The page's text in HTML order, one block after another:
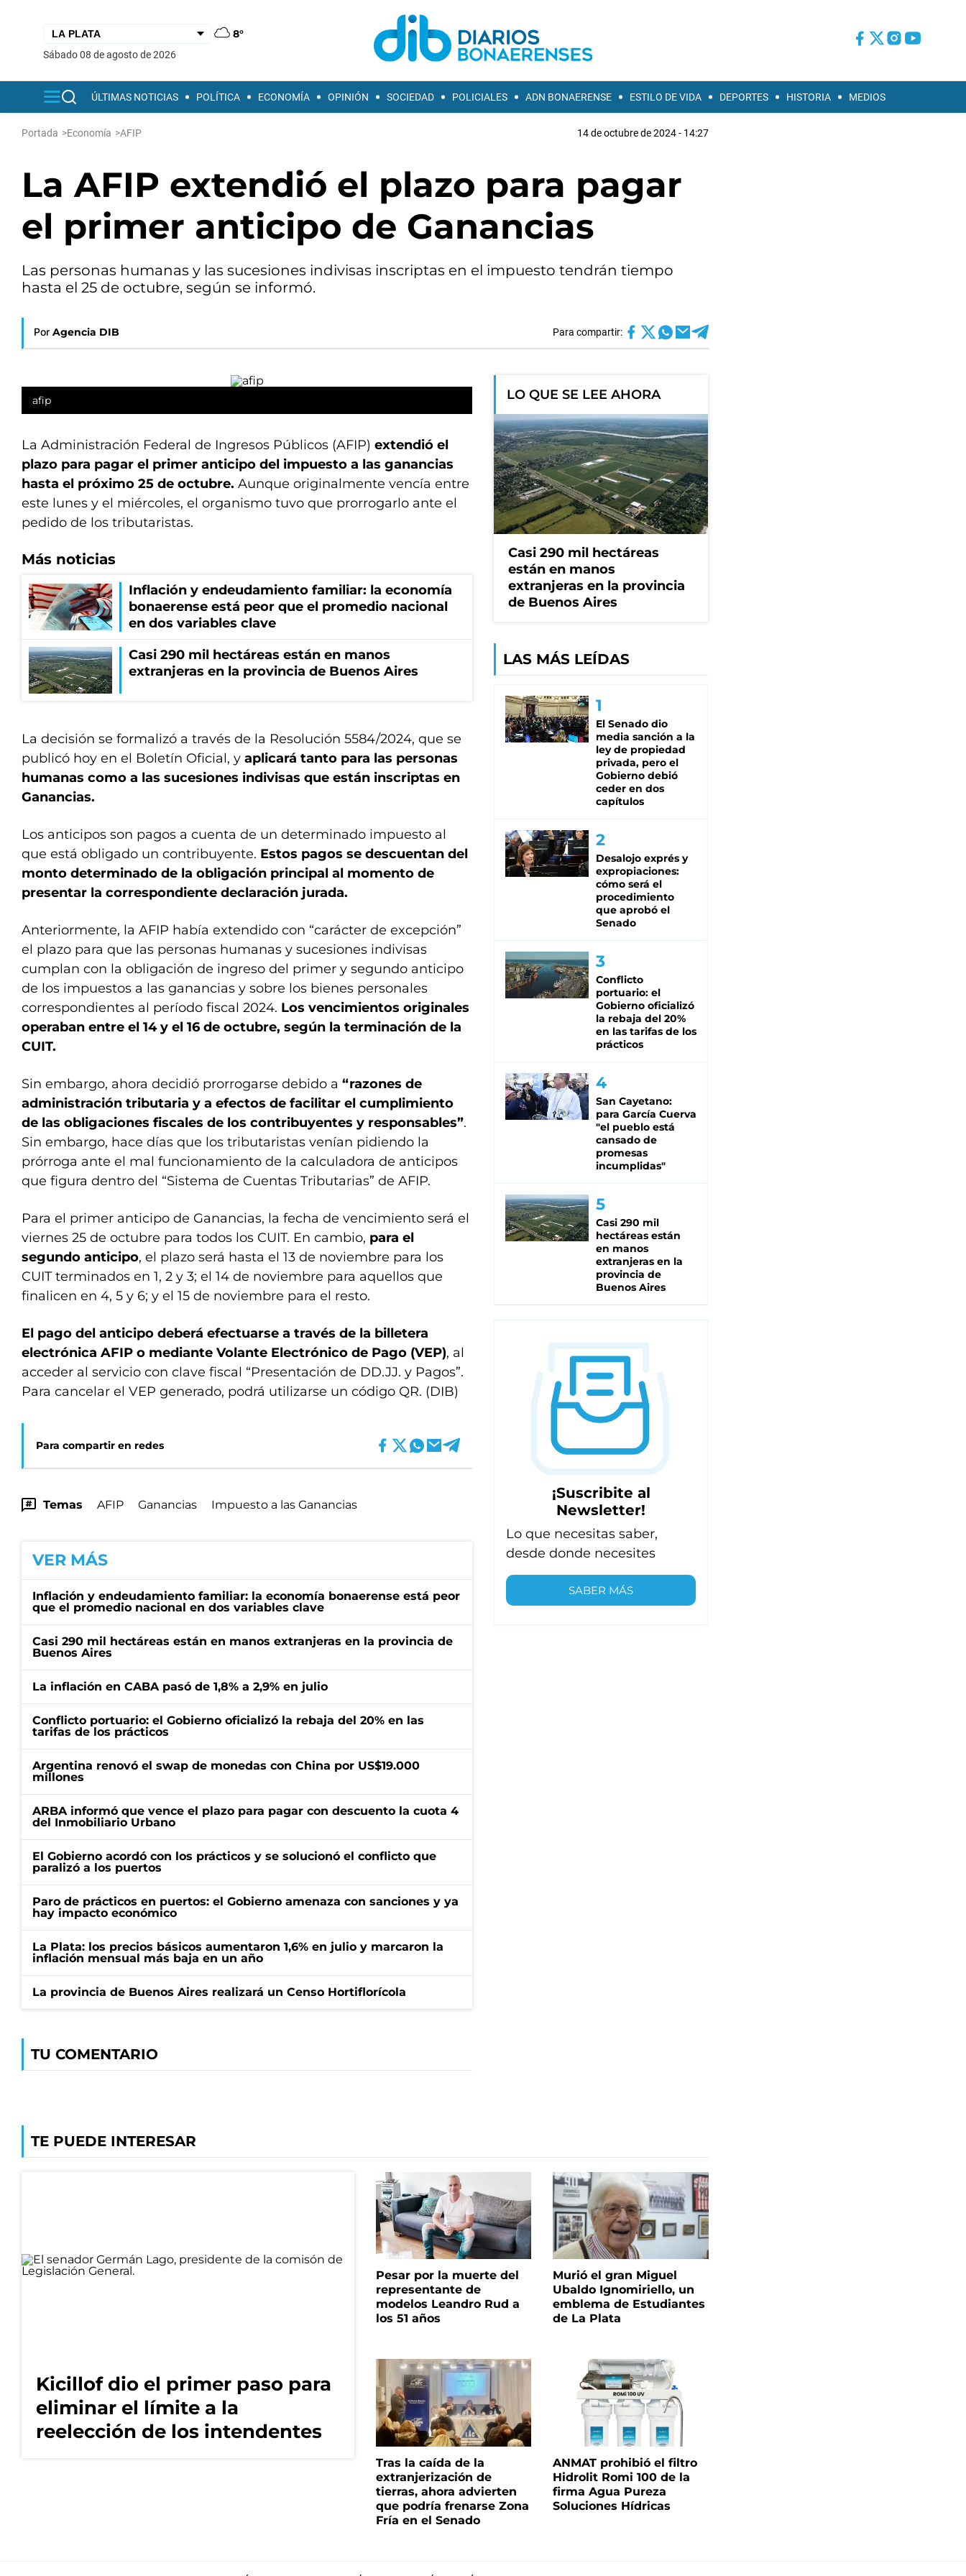
8°
sábado 08 de agosto de 2026
ÚLTIMAS NOTICIAS POLÍTICA ECONOMÍA OPINIÓN SOCIEDAD POLICIALES ADN BONAERENSE ESTILO DE VIDA DEPORTES HISTORIA MEDIOS
Portada >Economía >AFIP 14 de octubre de 2024 - 14:27
La AFIP extendió el plazo para pagar
el primer anticipo de Ganancias
Las personas humanas y las sucesiones indivisas inscriptas en el impuesto tendrán tiempo
hasta el 25 de octubre, según se informó.
Por Agencia DIB Para compartir:
afip
La Administración Federal de Ingresos Públicos (AFIP) extendió el
plazo para pagar el primer anticipo del impuesto a las ganancias
hasta el próximo 25 de octubre. Aunque originalmente vencía entre
este lunes y el miércoles, el organismo tuvo que prorrogarlo ante el
pedido de los tributaristas.
Más noticias
Inflación y endeudamiento familiar: la economía
bonaerense está peor que el promedio nacional
en dos variables clave
Casi 290 mil hectáreas están en manos
extranjeras en la provincia de Buenos Aires
La decisión se formalizó a través de la Resolución 5584/2024, que se
publicó hoy en el Boletín Oficial, y aplicará tanto para las personas
humanas como a las sucesiones indivisas que están inscriptas en
Ganancias.
Los anticipos son pagos a cuenta de un determinado impuesto al
que está obligado un contribuyente. Estos pagos se descuentan del
monto determinado de la obligación principal al momento de
presentar la correspondiente declaración jurada.
Anteriormente, la AFIP había extendido con “carácter de excepción”
el plazo para que las personas humanas y sucesiones indivisas
cumplan con la obligación de ingreso del primer y segundo anticipo
de los impuestos a las ganancias y sobre los bienes personales
correspondientes al período fiscal 2024. Los vencimientos originales
operaban entre el 14 y el 16 de octubre, según la terminación de la
CUIT.
Sin embargo, ahora decidió prorrogarse debido a “razones de
administración tributaria y a efectos de facilitar el cumplimiento
de las obligaciones fiscales de los contribuyentes y responsables”.
Sin embargo, hace días que los tributaristas venían pidiendo la
prórroga ante el mal funcionamiento de la calculadora de anticipos
que figura dentro del “Sistema de Cuentas Tributarias” de AFIP.
Para el primer anticipo de Ganancias, la fecha de vencimiento será el
viernes 25 de octubre para todos los CUIT. En cambio, para el
segundo anticipo, el plazo será hasta el 13 de noviembre para los
CUIT terminados en 1, 2 y 3; el 14 de noviembre para aquellos que
finalicen en 4, 5 y 6; y el 15 de noviembre para el resto.
El pago del anticipo deberá efectuarse a través de la billetera
electrónica AFIP o mediante Volante Electrónico de Pago (VEP), al
acceder al servicio con clave fiscal “Presentación de DD.JJ. y Pagos”.
Para cancelar el VEP generado, podrá utilizarse un código QR. (DIB)
Para compartir en redes
Temas AFIP Ganancias Impuesto a las Ganancias
VER MÁS
Inflación y endeudamiento familiar: la economía bonaerense está peor
que el promedio nacional en dos variables clave
Casi 290 mil hectáreas están en manos extranjeras en la provincia de
Buenos Aires
La inflación en CABA pasó de 1,8% a 2,9% en julio
Conflicto portuario: el Gobierno oficializó la rebaja del 20% en las
tarifas de los prácticos
Argentina renovó el swap de monedas con China por US$19.000
millones
ARBA informó que vence el plazo para pagar con descuento la cuota 4
del Inmobiliario Urbano
El Gobierno acordó con los prácticos y se solucionó el conflicto que
paralizó a los puertos
Paro de prácticos en puertos: el Gobierno amenaza con sanciones y ya
hay impacto económico
La Plata: los precios básicos aumentaron 1,6% en julio y marcaron la
inflación mensual más baja en un año
La provincia de Buenos Aires realizará un Censo Hortiflorícola
TU COMENTARIO
LO QUE SE LEE AHORA
Casi 290 mil hectáreas
están en manos
extranjeras en la provincia
de Buenos Aires
LAS MÁS LEÍDAS
El Senado dio
media sanción a la
ley de propiedad
privada, pero el
Gobierno debió
ceder en dos
capítulos
Desalojo exprés y
expropiaciones:
cómo será el
procedimiento
que aprobó el
Senado
Conflicto
portuario: el
Gobierno oficializó
la rebaja del 20%
en las tarifas de los
prácticos
San Cayetano:
para García Cuerva
"el pueblo está
cansado de
promesas
incumplidas"
Casi 290 mil
hectáreas están
en manos
extranjeras en la
provincia de
Buenos Aires
¡Suscribite al
Newsletter!
Lo que necesitas saber,
desde donde necesites
SABER MÁS
TE PUEDE INTERESAR
Kicillof dio el primer paso para
eliminar el límite a la
reelección de los intendentes
Pesar por la muerte del
representante de
modelos Leandro Rud a
los 51 años
Murió el gran Miguel
Ubaldo Ignomiriello, un
emblema de Estudiantes
de La Plata
Tras la caída de la
extranjerización de
tierras, ahora advierten
que podría frenarse Zona
Fría en el Senado
ANMAT prohibió el filtro
Hidrolit Romi 100 de la
firma Agua Pureza
Soluciones Hídricas